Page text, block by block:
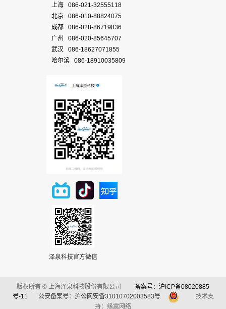
上海 086-021-32555118
北京 086-010-88824075
成都 086-028-86719836
广州 086-020-85645707
武汉 086-18627071855
哈尔滨 086-18910035809
泽泉科技官方微信
版权所有 © 上海泽泉科技股份有限公司
备案号：沪ICP备08020885
号-11
公安备案号：沪公网安备31010702003583号
技术支
持：缘震网络